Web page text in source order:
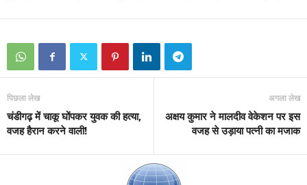
पिछला लेख
चंडीगढ़ में चाकू घोंपकर युवक की हत्या,
वजह हैरान करने वाली!
अगला लेख
अक्षय कुमार ने मालदीव वेकेशन पर इस
वजह से उड़ाया पत्नी का मजाक